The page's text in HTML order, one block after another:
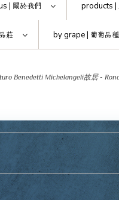
| 關於我們 products |
莊 by grape | 葡萄品種
Benedetti Michelangeli故居 -